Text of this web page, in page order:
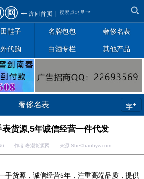
鞋子 名牌包包 奢侈名表
代购 白酒专栏 其他产品
奢侈名表 字+
货源,5年诚信经营一件代发
作者:奢潮货源网 来源:SheChaohyw.com
手货源，诚信经营5年，注重高端品质，提供